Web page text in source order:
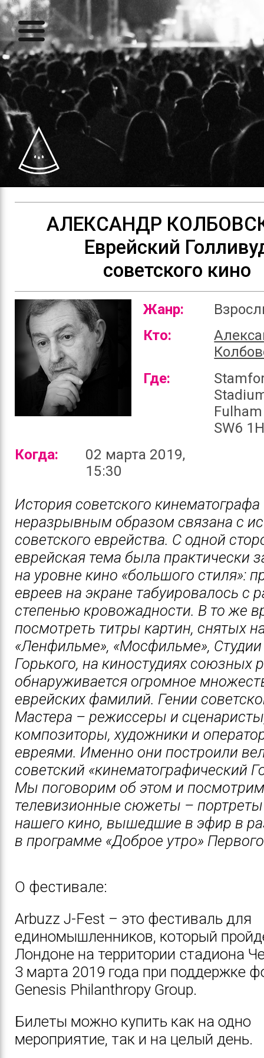
АЛЕКСАНДР
Еврейский
советского кино
Жанр:
Кто:
Где:
SW6
Когда:
02 марта 2019,
15:30
История советского кинематографа
неразрывным образом связана с
советского еврейства. С одной
еврейская тема была практически
на уровне кино «большого стиля»:
евреев на экране табуировалось с
степенью кровожадности. В то же
посмотреть титры картин, снятых
«Ленфильме», «Мосфильме»,
Горького, на киностудиях союзных
обнаруживается огромное
еврейских фамилий. Гении
Мастера – режиссеры и
композиторы, художники и
евреями. Именно они построили
советский «кинематографический
Мы поговорим об этом и
телевизионные сюжеты –
нашего кино, вышедшие в эфир в
в программе «Доброе утро»
О фестивале:
Arbuzz J-Fest – это фестиваль для
единомышленников, который
Лондоне на территории стадиона
3 марта 2019 года при поддержке
Genesis Philanthropy Group.
Билеты можно купить как на одно
мероприятие, так и на целый день.